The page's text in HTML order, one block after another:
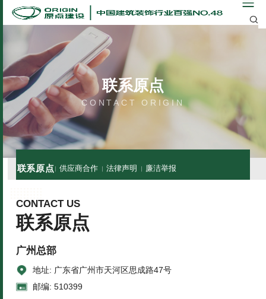
联系原点
CONTACT ORIGIN
联系原点 供应商合作 法律声明 廉洁举报
CONTACT US
联系原点
广州总部
地址: 广东省广州市天河区思成路47号
邮编: 510399